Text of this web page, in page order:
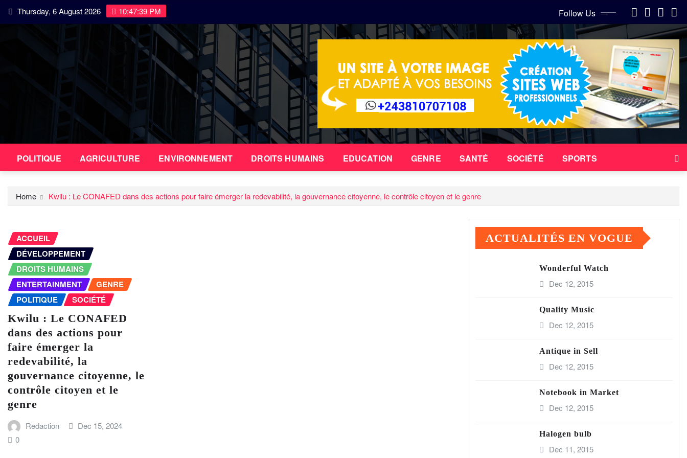
Skip Thursday, 6 August 2026 10:47:40 PM Follow Us
POLITIQUE AGRICULTURE ENVIRONNEMENT DROITS HUMAINS EDUCATION GENRE SANTÉ SOCIÉTÉ SPORTS
Home Kwilu : Le CONAFED dans des actions pour faire émerger la redevabilité, la gouvernance citoyenne, le contrôle citoyen et le genre
ACCUEIL
DÉVELOPPEMENT
DROITS HUMAINS
ENTERTAINMENT
GENRE
POLITIQUE
SOCIÉTÉ
Kwilu : Le CONAFED
dans des actions pour
faire émerger la
redevabilité, la
gouvernance citoyenne, le
contrôle citoyen et le
genre
Redaction
Dec 15, 2024
0
ACTUALITÉS EN VOGUE
Wonderful Watch
Dec 12, 2015
Quality Music
Dec 12, 2015
Antique in Sell
Dec 12, 2015
Notebook in Market
Dec 12, 2015
Halogen bulb
Dec 11, 2015